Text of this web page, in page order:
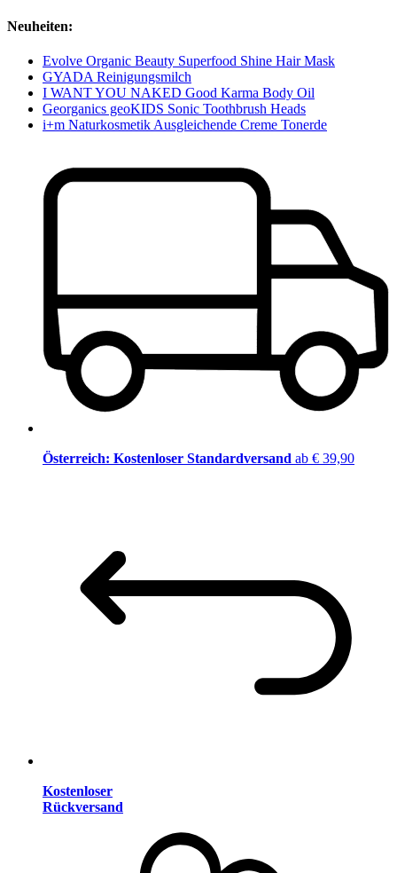
Neuheiten:
Evolve Organic Beauty Superfood Shine Hair Mask
GYADA Reinigungsmilch
I WANT YOU NAKED Good Karma Body Oil
Georganics geoKIDS Sonic Toothbrush Heads
i+m Naturkosmetik Ausgleichende Creme Tonerde
Österreich: Kostenloser Standardversand ab € 39,90
Kostenloser
Rückversand